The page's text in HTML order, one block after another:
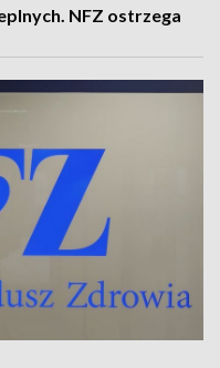
NFZ ostrzega